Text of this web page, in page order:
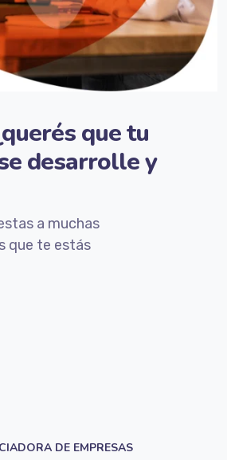
que tu
desarrolle y
a muchas
que te estás
DE EMPRESAS